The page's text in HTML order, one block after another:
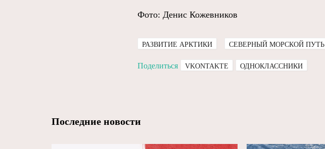
Фото: Денис Кожевников
РАЗВИТИЕ АРКТИКИ СЕВЕРНЫЙ МОРСКОЙ ПУТЬ
Поделиться VKONTAKTE ОДНОКЛАССНИКИ
Последние новости